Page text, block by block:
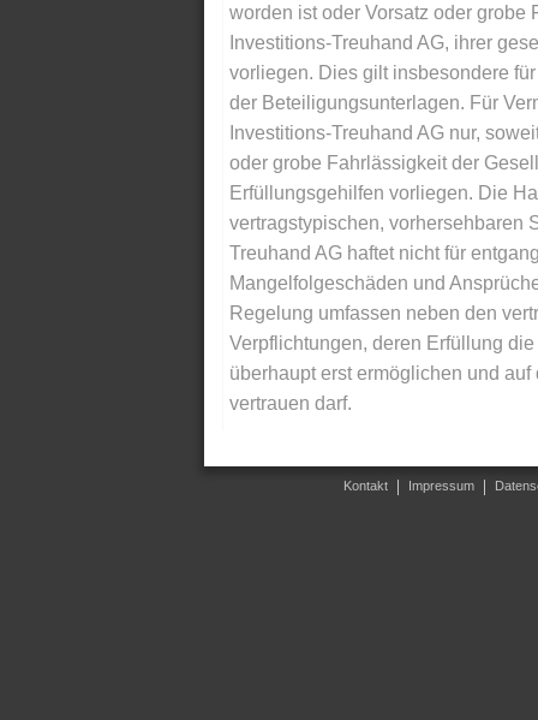
worden ist oder Vorsatz oder
Investitions-Treuhand AG, ihrer
vorliegen. Dies gilt insbesondere
der Beteiligungsunterlagen. Für
Investitions-Treuhand AG nur,
oder grobe Fahrlässigkeit der
Erfüllungsgehilfen vorliegen. Die
vertragstypischen, vorhersehbaren
Treuhand AG haftet nicht für
Mangelfolgeschäden und
Regelung umfassen neben den
Verpflichtungen, deren Erfüllung
überhaupt erst ermöglichen und
vertrauen darf.
Kontakt Impressum